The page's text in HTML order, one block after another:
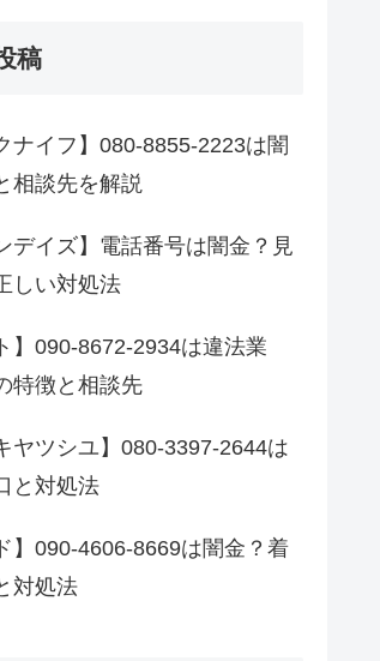
稿
ナイフ】080-8855-2223は闇
相談先を解説
デイズ】電話番号は闇金？見
しい対処法
】090-8672-2934は違法業
特徴と相談先
ヤツシユ】080-3397-2644は
と対処法
】090-4606-8669は闇金？着
対処法